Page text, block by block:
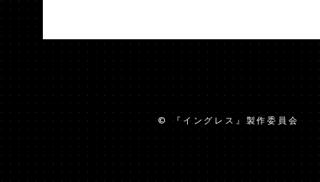
© 『イングレス』製作委員会